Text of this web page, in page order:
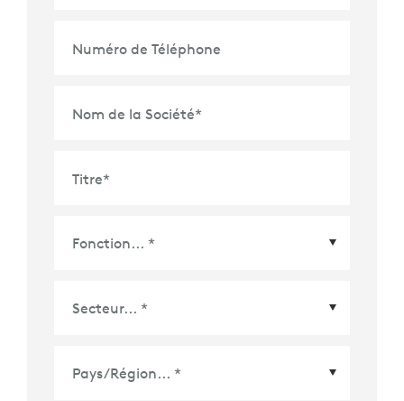
Numéro de Téléphone
Nom de la Société*
Titre*